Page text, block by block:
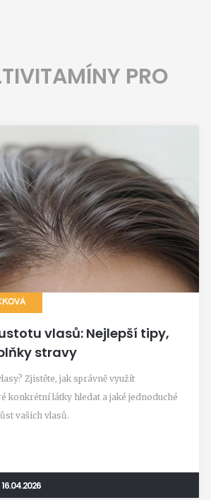
PRO
vlasů: Nejlepší tipy,
stravy
Zjistěte, jak správně využít
konkrétní látky hledat a jaké jednoduché
vašich vlasů.
16.04.2026